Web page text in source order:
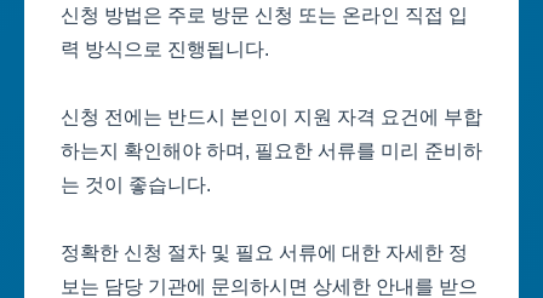
신청 방법은 주로 방문 신청 또는 온라인 직접 입
력 방식으로 진행됩니다.
신청 전에는 반드시 본인이 지원 자격 요건에 부합
하는지 확인해야 하며, 필요한 서류를 미리 준비하
는 것이 좋습니다.
정확한 신청 절차 및 필요 서류에 대한 자세한 정
보는 담당 기관에 문의하시면 상세한 안내를 받으